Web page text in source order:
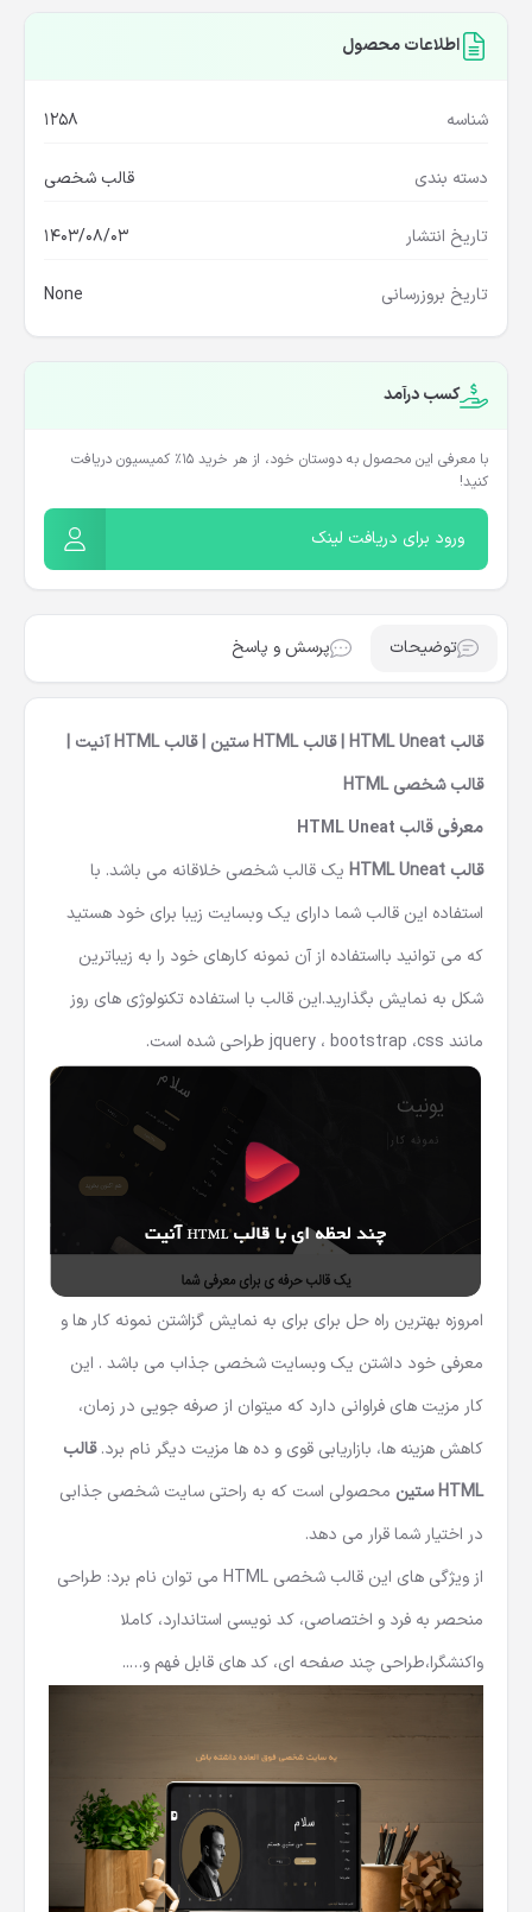
اطلاعات محصول
شناسه 1258
دسته بندی قالب شخصی
تاریخ انتشار 1403/08/03
تاریخ بروزرسانی None
کسب درآمد
با معرفی این محصول به دوستان خود، از هر خرید ۱۵٪ کمیسیون دریافت
کنید!
ورود برای دریافت لینک
توضیحات پرسش و پاسخ
قالب HTML Uneat | قالب HTML ستین | قالب HTML آنیت |
قالب شخصی HTML
معرفیقالب HTML Uneat
قالب HTML Uneat
یک قالب شخصی خلاقانه می باشد. با
استفاده این قالب شما دارای یک وبسایت زیبا برای خود هستید
که می توانید بااستفاده از آن نمونه کارهای خود را به زیباترین
شکل به نمایش بگذارید.این قالب با استفاده تکنولوژی های روز
مانند jquery ، bootstrap ،css طراحی شده است.
امروزه بهترین راه حل برای برای به نمایش گزاشتن نمونه کار ها و
معرفی خود داشتن یک وبسایت شخصی جذاب می باشد . این
کار مزیت های فراوانی دارد که میتوان از صرفه جویی در زمان،
کاهش هزینه ها، بازاریابی قوی و ده ها مزیت دیگر نام برد.قالب
HTML ستین
محصولی است که به راحتی سایت شخصی جذابی
در اختیار شما قرار می دهد.
از ویژگی های این قالب شخصی HTML
می توان نام برد: طراحی
منحصر به فرد و اختصاصی، کد نویسی استاندارد، کاملا
واکنشگرا،طراحی چند صفحه ای، کد های قابل فهم و…..